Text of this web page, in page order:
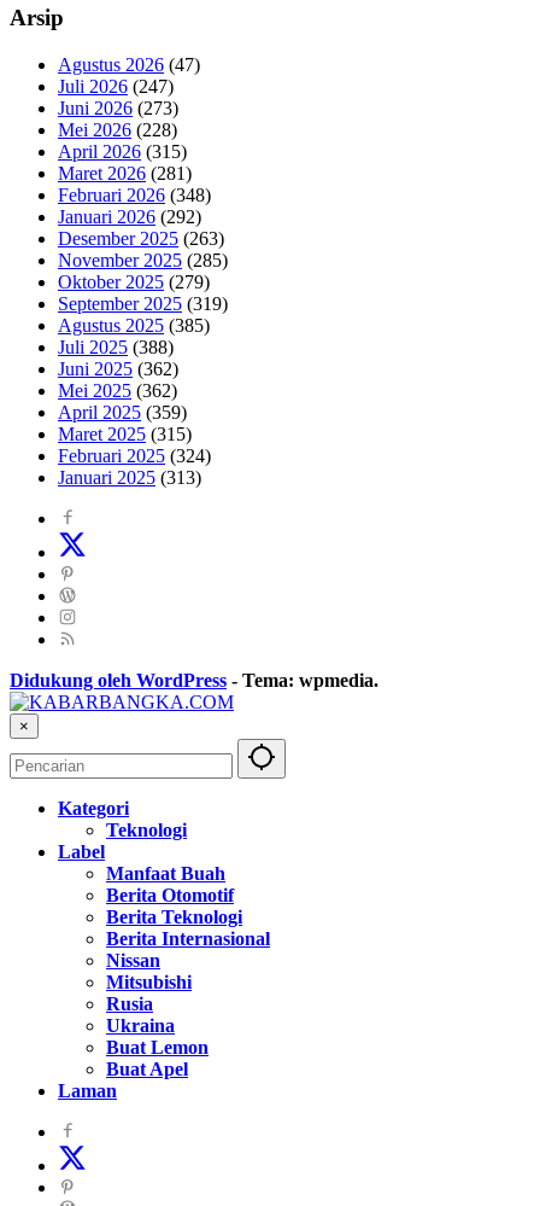
Arsip
Agustus 2026 (47)
Juli 2026 (247)
Juni 2026 (273)
Mei 2026 (228)
April 2026 (315)
Maret 2026 (281)
Februari 2026 (348)
Januari 2026 (292)
Desember 2025 (263)
November 2025 (285)
Oktober 2025 (279)
September 2025 (319)
Agustus 2025 (385)
Juli 2025 (388)
Juni 2025 (362)
Mei 2025 (362)
April 2025 (359)
Maret 2025 (315)
Februari 2025 (324)
Januari 2025 (313)
Didukung oleh WordPress - Tema: wpmedia.
×
Kategori
Teknologi
Label
Manfaat Buah
Berita Otomotif
Berita Teknologi
Berita Internasional
Nissan
Mitsubishi
Rusia
Ukraina
Buat Lemon
Buat Apel
Laman